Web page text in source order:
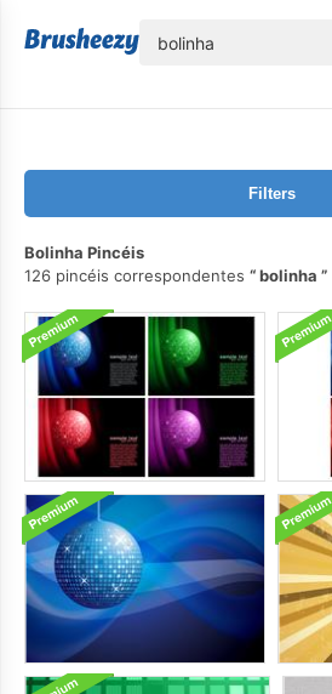
Filters
Bolinha Pincéis
126 pincéis correspondentes
bolinha